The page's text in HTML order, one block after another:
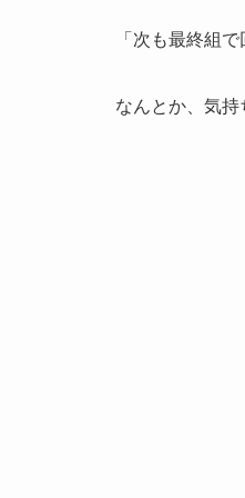
「次も最終組で
なんとか、気持